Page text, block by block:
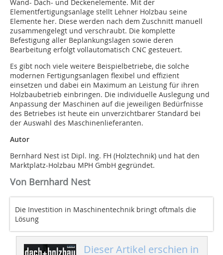
Wand- Dach- und Deckenelemente. Mit der
Elementfertigungsanlage stellt Lehner Holzbau seine
Elemente her. Diese werden nach dem Zuschnitt manuell
zusammengelegt und verschraubt. Die komplette
Befestigung aller Beplankungslagen sowie deren
Bearbeitung erfolgt vollautomatisch CNC gesteuert.
Es gibt noch viele weitere Beispielbetriebe, die solche
modernen Fertigungsanlagen flexibel und effizient
einsetzen und dabei ein Maximum an Leistung für ihren
Holzbaubetrieb einbringen. Die individuelle Auslegung und
Anpassung der Maschinen auf die jeweiligen Bedürfnisse
des Betriebes ist heute ein unverzichtbarer Standard bei
der Auswahl des Maschinenlieferanten.
Autor
Bernhard Nest ist Dipl. Ing. FH (Holztechnik) und hat den
Marktplatz-Holzbau MPH GmbH gegründet.
Von Bernhard Nest
Die Investition in Maschinentechnik bringt oftmals die
Lösung
Dieser Artikel erschien in